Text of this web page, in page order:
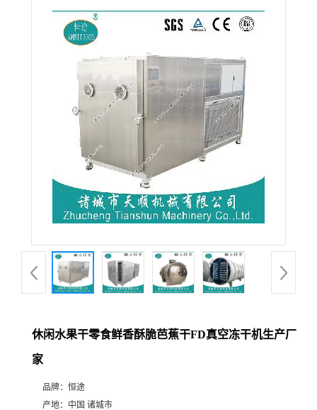
休闲水果干零食鲜香酥脆芭蕉干FD真空冻干机生产厂
家
品牌： 恒途
产地： 中国 诸城市